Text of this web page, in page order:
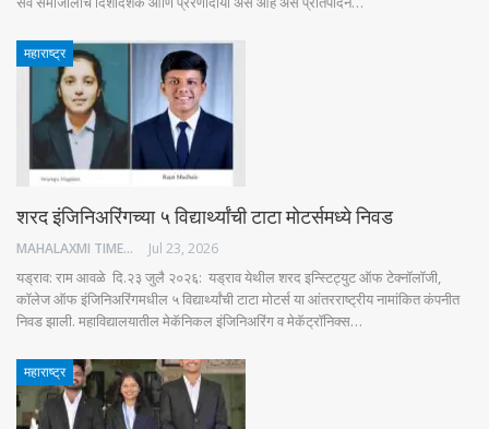
महाराष्ट्र
शरद इंजिनिअरिंगच्या ५ विद्यार्थ्यांची टाटा मोटर्समध्ये निवड
MAHALAXMI TIMES Jul 23, 2026
यड्राव: राम आवळे दि.२३ जुलै २०२६: यड्राव येथील शरद इन्स्टिट्युट ऑफ टेक्नॉलॉजी,
कॉलेज ऑफ इंजिनिअरिंगमधील ५ विद्यार्थ्यांची टाटा मोटर्स या आंतरराष्ट्रीय नामांकित कंपनीत
निवड झाली. महाविद्यालयातील मेकॅनिकल इंजिनिअरिंग व मेकॅट्रॉनिक्स…
महाराष्ट्र